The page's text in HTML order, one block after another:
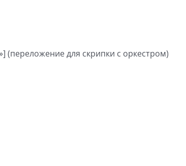
(переложение для скрипки с оркестром)